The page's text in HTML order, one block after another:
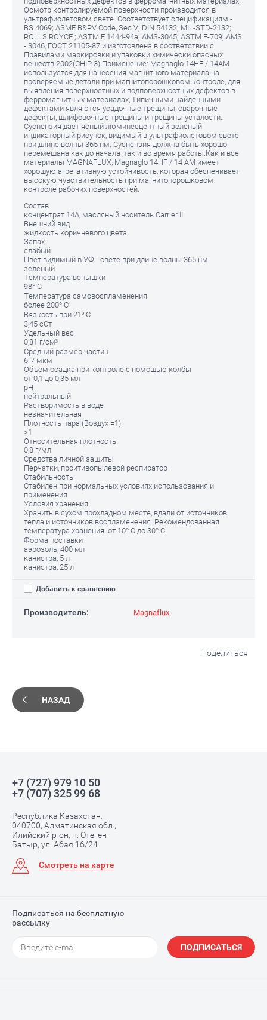
Осмотр контролируемой поверхности производится в
ультрафиолетовом свете. Cоответствует спецификациям -
BS 4069; ASME B&PV Code, Sec V; DIN 54132; MIL-STD-2132;
ROLLS ROYCE ; ASTM E 1444-94a; AMS-3045; ASTM E-709; AMS
- 3046, ГОСТ 21105-87 и изготовлена в соответствии с
Правилами маркировки и упаковки химически опасных
веществ 2002(CHIP 3) Применение: Magnaglo 14HF / 14AM
используется для нанесения магнитного материала на
проверяемые детали при магнитопорошковом контроле, для
выявления поверхностных и подповерхностных дефектов в
ферромагнитных материалах, Типичными найденными
дефектами являются усадочные трещины, сварочные
дефекты, шлифовочные трещины и трещины усталости.
Суспензия дает ясный люминесцентный зеленый
индикаторный рисунок, видимый в ультрафиолетовом свете
при длине волны 365 нм. Суспензия должна быть хорошо
перемешана как до начала ,так и во время работы.Как и все
материалы MAGNAFLUX, Magnaglo 14HF / 14 AM имеет
хорошую агрегативную устойчивость, которая обеспечивает
высокую чувствительность при магнитопорошковом
контроле рабочих поверхностей.
Состав
концентрат 14A, масляный носитель Carrier II
Внешний вид
жидкость коричневого цвета
Запах
слабый
Цвет видимый в УФ - свете при длине волны 365 нм
зеленый
Температура вспышки
98° С
Температура самовоспламенения
более 200° С
Вязкость при 21º С
3,45 сСт
Удельный вес
0,81 г/см³
Средний размер частиц
6-7 мкм
Объем осадка при контроле с помощью колбы
от 0,1 до 0,35 мл
рH
нейтральный
Растворимость в воде
незначительная
Плотность пара (Воздух =1)
>1
Относительная плотность
0,8 г/мл
Средства личной защиты
Перчатки, проитивопылевой респиратор
Стабильность
Стабилен при нормальных условиях использования и
применения
Условия хранения
Хранить в сухом прохладном месте, вдали от источников
тепла и источников воспламенения. Рекомендованная
температура хранения: от 10° С до 30° С.
Форма поставки
аэрозоль, 400 мл
канистра, 5 л
канистра, 25 л
Добавить к сравнению
Производитель: Magnaflux
поделиться
НАЗАД
+7 (727) 979 10 50
+7 (707) 325 99 68
Республика Казахстан,
040700, Алматинская обл.,
Илийский р-он, п. Отеген
Батыр, ул. Абая 1б/24
Смотреть на карте
Подписаться на бесплатную
рассылку
ПОДПИСАТЬСЯ